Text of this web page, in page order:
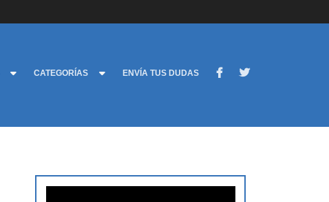
CATEGORÍAS ENVÍA TUS DUDAS